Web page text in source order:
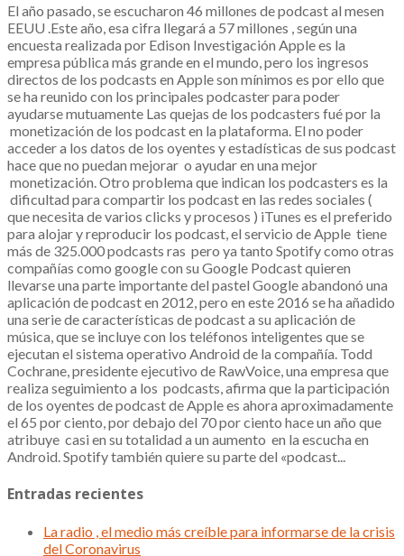
El año pasado, se escucharon 46 millones de podcast al mesen
EEUU .Este año, esa cifra llegará a 57 millones , según una
encuesta realizada por Edison Investigación Apple es la
empresa pública más grande en el mundo, pero los ingresos
directos de los podcasts en Apple son mínimos es por ello que
se ha reunido con los principales podcaster para poder
ayudarse mutuamente Las quejas de los podcasters fué por la
monetización de los podcast en la plataforma. El no poder
acceder a los datos de los oyentes y estadísticas de sus podcast
hace que no puedan mejorar o ayudar en una mejor
monetización. Otro problema que indican los podcasters es la
dificultad para compartir los podcast en las redes sociales (
que necesita de varios clicks y procesos ) iTunes es el preferido
para alojar y reproducir los podcast, el servicio de Apple tiene
más de 325.000 podcasts ras pero ya tanto Spotify como otras
compañías como google con su Google Podcast quieren
llevarse una parte importante del pastel Google abandonó una
aplicación de podcast en 2012, pero en este 2016 se ha añadido
una serie de características de podcast a su aplicación de
música, que se incluye con los teléfonos inteligentes que se
ejecutan el sistema operativo Android de la compañía. Todd
Cochrane, presidente ejecutivo de RawVoice, una empresa que
realiza seguimiento a los podcasts, afirma que la participación
de los oyentes de podcast de Apple es ahora aproximadamente
el 65 por ciento, por debajo del 70 por ciento hace un año que
atribuye casi en su totalidad a un aumento en la escucha en
Android. Spotify también quiere su parte del «podcast...
Entradas recientes
La radio , el medio más creíble para informarse de la crisis
del Coronavirus